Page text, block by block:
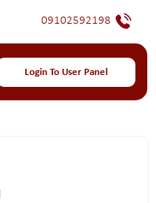
09102592198
Login To User Panel